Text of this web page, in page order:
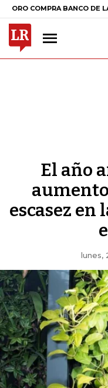
COMPRA BANCO DE LA
El año
escasez en
lunes,